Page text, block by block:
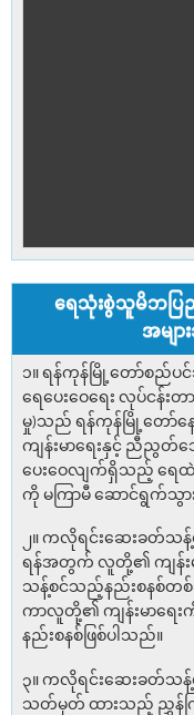
ရေသုံးစွဲသူမိဘပြ
အမျာ
၁။ ရန်ကုန်မြို့တော်စည်ပ
ရေပေးဝေရေး လုပ်ငန်းတ
မှု)သည် ရန်ကုန်မြို့တော်နေ
ကျန်းမာရေးနှင့် ညီညွတ်
ပေးဝေလျက်ရှိသည့် ရေထဲ
ကို မကြာမီ ဆောင်ရွက်သွာ
၂။ ကလိုရင်းဆေးခတ်သန့်
ရန်အတွက် လူတို့၏ ကျန်းမ
သန့်စင်သည့်နည်းစနစ်တစ်ခု
ကာလူတို့၏ ကျန်းမာရ
နည်းစနစ်ဖြစ်ပါသည်။
၃။ ကလိုရင်းဆေးခတ်သန့်စ
သတ်မှတ် ထားသည့် ညွှန်ကြ